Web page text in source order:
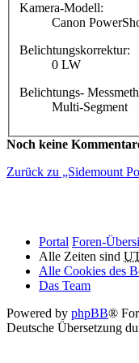
Kamera-Modell:
Canon
Belichtungskorrektur:
0 LW
Belichtungs-
Multi-Segment
Noch keine
Zurück zu „Sidemount
Portal Foren-
Alle Zeiten sind
Alle Cookies des
Das Team
Powered by phpBB®
Deutsche Übersetzung